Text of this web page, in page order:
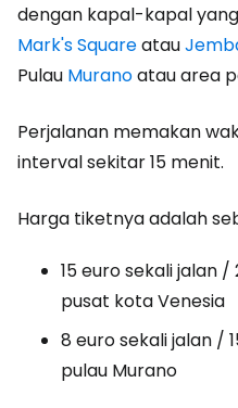
dengan kapal-kapal
Mark's Squareatau
Pulau Muranoatau area
Perjalanan memakan
interval sekitar 15 menit.
Harga tiketnya adalah
15 euro sekali jalan
pusat kota Venesia
8 euro sekali jalan /
pulau Murano